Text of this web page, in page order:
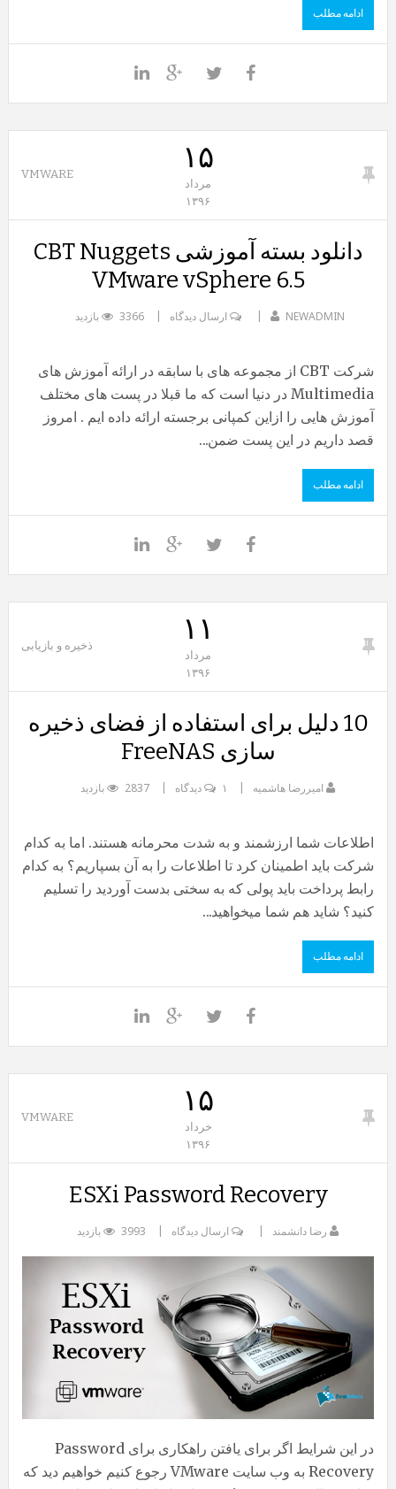
ادامه مطلب
۱۵
مرداد
۱۳۹۶
VMWARE
دانلود بسته آموزشی CBT Nuggets
VMware vSphere 6.5
NEWADMIN ارسال دیدگاه 3366 بازدید
شرکت CBT از مجموعه های با سابقه در ارائه آموزش های
Multimedia در دنیا است که ما قبلا در پست های مختلف
آموزش هایی را ازاین کمپانی برجسته ارائه داده ایم . امروز
قصد داریم در این پست ضمن...
ادامه مطلب
۱۱
مرداد
۱۳۹۶
ذخیره و بازیابی
10 دلیل برای استفاده از فضای ذخیره
سازی FreeNAS
امیررضا هاشمیه ۱ دیدگاه 2837 بازدید
اطلاعات شما ارزشمند و به شدت محرمانه هستند. اما به کدام
شرکت باید اطمینان کرد تا اطلاعات را به آن بسپاریم؟ به کدام
رابط پرداخت باید پولی که به سختی بدست آوردید را تسلیم
کنید؟ شاید هم شما میخواهید...
ادامه مطلب
۱۵
خرداد
۱۳۹۶
VMWARE
ESXi Password Recovery
رضا دانشمند ارسال دیدگاه 3993 بازدید
در این شرایط اگر برای یافتن راهکاری برای Password
Recovery به وب سایت VMware رجوع کنیم خواهیم دید که